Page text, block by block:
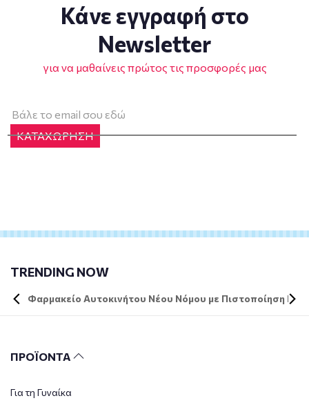
Κάνε εγγραφή στο
Newsletter
για να μαθαίνεις πρώτος τις προσφορές μας
ΚΑΤΑΧΩΡΗΣΗ
TRENDING NOW
Φαρμακείο Αυτοκινήτου Νέου Νόμου με Πιστοποίηση DIN
ΠΡΟΪΟΝΤΑ
Για τη Γυναίκα